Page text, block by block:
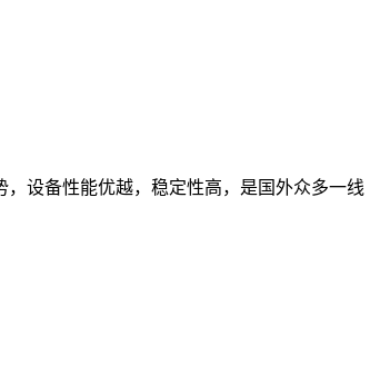
设备性能优越，稳定性高，是国外众多一线